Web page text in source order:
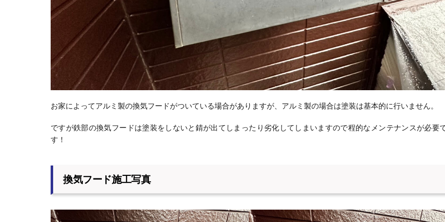
お家によってアルミ製の換気フードがついている場合がありますが、アルミ製の場合は塗装は基本的に行いません。
ですが鉄部の換気フードは塗装をしないと錆が出てしまったり劣化してしまいますので程的なメンテナンスが必要
す！
換気フード施工写真